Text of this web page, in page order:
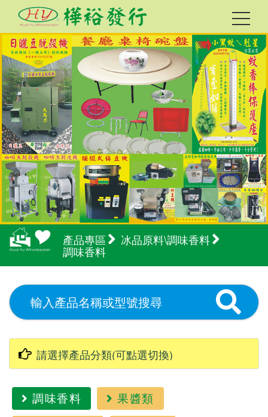
產品專區 冰品原料\調味香料
調味香料
調味香料
果醬類